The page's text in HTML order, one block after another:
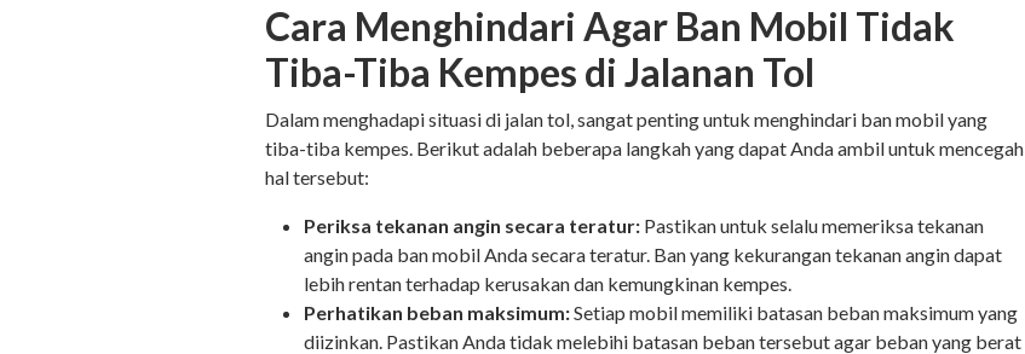
Cara Menghindari Agar Ban Mobil Tidak
Tiba-Tiba Kempes di Jalanan Tol
Dalam menghadapi situasi di jalan tol, sangat penting untuk menghindari ban mobil yang
tiba-tiba kempes. Berikut adalah beberapa langkah yang dapat Anda ambil untuk mencegah
hal tersebut:
Periksa tekanan angin secara teratur: Pastikan untuk selalu memeriksa tekanan
angin pada ban mobil Anda secara teratur. Ban yang kekurangan tekanan angin dapat
lebih rentan terhadap kerusakan dan kemungkinan kempes.
Perhatikan beban maksimum:Setiap mobil memiliki batasan beban maksimum yang
diizinkan. Pastikan Anda tidak melebihi batasan beban tersebut agar beban yang berat